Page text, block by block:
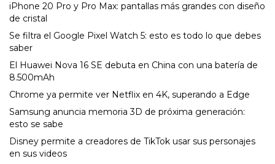
iPhone 20 Pro y Pro Max: pantallas más grandes con diseño
de cristal
Se filtra el Google Pixel Watch 5: esto es todo lo que debes
saber
El Huawei Nova 16 SE debuta en China con una batería de
8.500mAh
Chrome ya permite ver Netflix en 4K, superando a Edge
Samsung anuncia memoria 3D de próxima generación:
esto se sabe
Disney permite a creadores de TikTok usar sus personajes
en sus videos